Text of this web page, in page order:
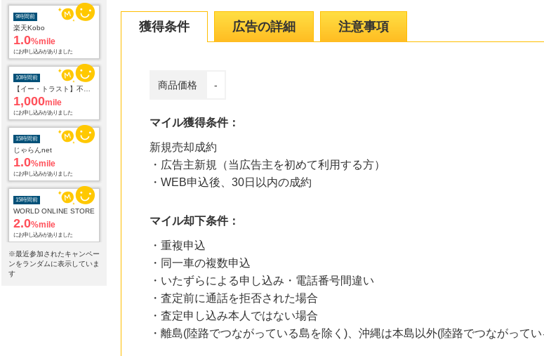
9時間前
楽天Kobo
1.0%mile
にお申し込みがありました
10時間前
【イー・トラスト】不動産投資アンケート
1,000mile
にお申し込みがありました
15時間前
じゃらんnet
1.0%mile
にお申し込みがありました
15時間前
WORLD ONLINE STORE
2.0%mile
にお申し込みがありました
Yahoo!ショッピング
2.0
※最近参加されたキャンペー
ンをランダムに表示していま
す
獲得条件 広告の詳細 注意事項
商品価格 -
マイル獲得条件：
新規売却成約
・広告主新規（当広告主を初めて利用する方）
・WEB申込後、30日以内の成約
マイル却下条件：
・重複申込
・同一車の複数申込
・いたずらによる申し込み・電話番号間違い
・査定前に通話を拒否された場合
・査定申し込み本人ではない場合
・離島(陸路でつながっている島を除く)、沖縄は本島以外(陸路でつながって